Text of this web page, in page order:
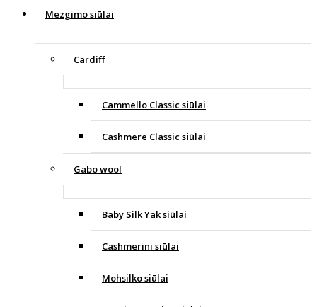
Mezgimo siūlai
Cardiff
Cammello Classic siūlai
Cashmere Classic siūlai
Gabo wool
Baby Silk Yak siūlai
Cashmerini siūlai
Mohsilko siūlai